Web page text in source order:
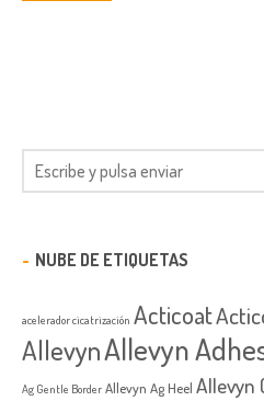
NUBE DE ETIQUETAS
acelerador cicatrización Acticoat
AllevynAllevyn
Ag Gentle Border Allevyn Ag Heel Allevyn